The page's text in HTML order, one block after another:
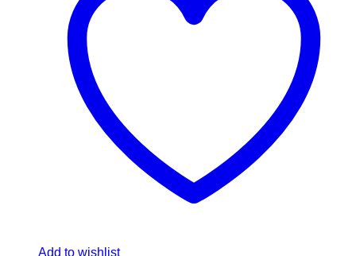
Add to wishlist